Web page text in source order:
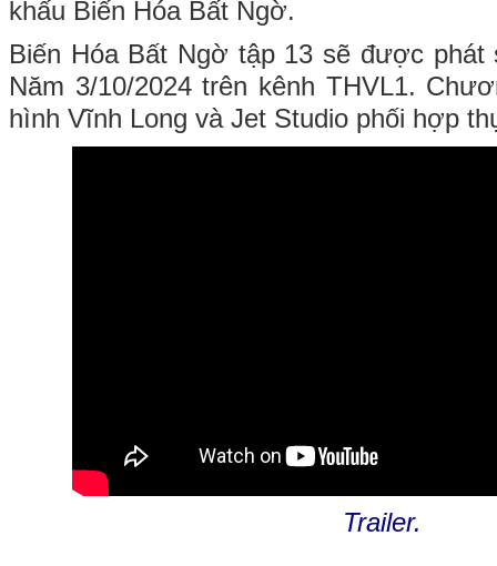
khấu Biến Hóa Bất Ngờ.
Biến Hóa Bất Ngờ tập 13 sẽ được phát
Năm 3/10/2024 trên kênh THVL1.
hình Vĩnh Long và Jet Studio phối hợp
Trailer.